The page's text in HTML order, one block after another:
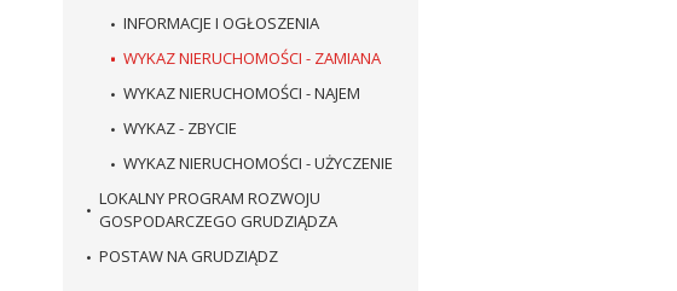
INFORMACJE I OGŁOSZENIA
WYKAZ NIERUCHOMOŚCI - ZAMIANA
WYKAZ NIERUCHOMOŚCI - NAJEM
WYKAZ - ZBYCIE
WYKAZ NIERUCHOMOŚCI - UŻYCZENIE
LOKALNY PROGRAM ROZWOJU
GOSPODARCZEGO GRUDZIĄDZA
POSTAW NA GRUDZIĄDZ